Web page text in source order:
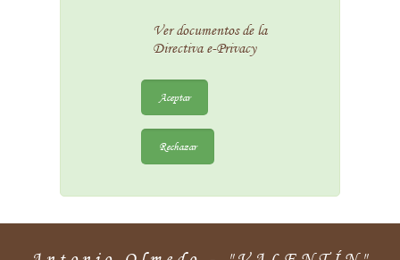
Ver documentos de la
Directiva e-Privacy
Aceptar
Rechazar